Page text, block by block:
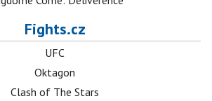
Fights.cz
UFC
Oktagon
Clash of The Stars